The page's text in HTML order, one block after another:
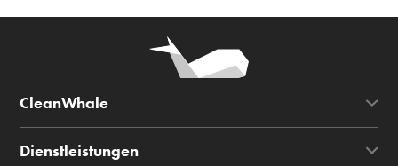
CleanWhale
Dienstleistungen